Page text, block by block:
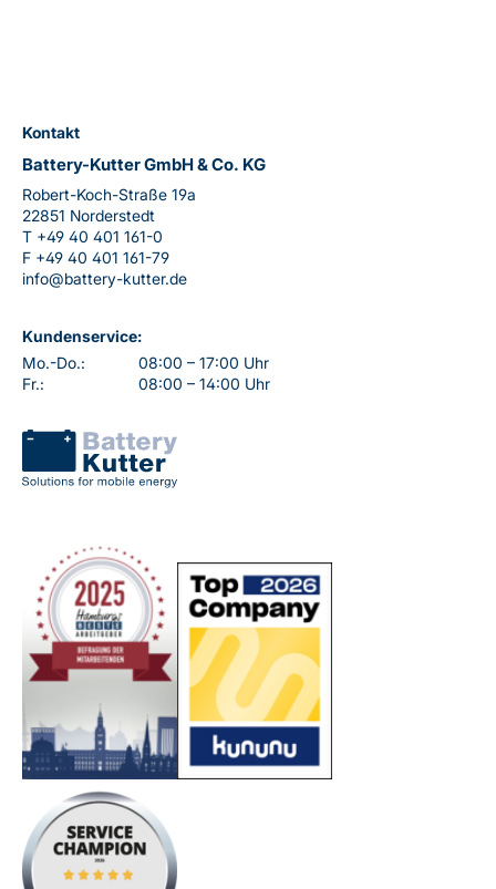
Kontakt
Battery-Kutter GmbH & Co. KG
Robert-Koch-Straße 19a
22851 Norderstedt
T +49 40 401 161-0
F +49 40 401 161-79
info@battery-kutter.de
Kundenservice:
Mo.-Do.:
08:00 – 17:00 Uhr
Fr.:
08:00 – 14:00 Uhr